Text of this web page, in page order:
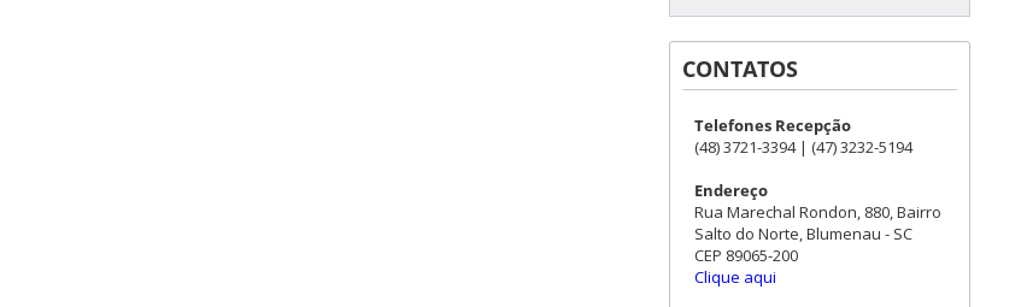
CONTATOS
Telefones Recepção
(48) 3721-3394 | (47) 3232-5194
Endereço
Rua Marechal Rondon, 880, Bairro
Salto do Norte, Blumenau - SC
CEP 89065-200
Clique aqui